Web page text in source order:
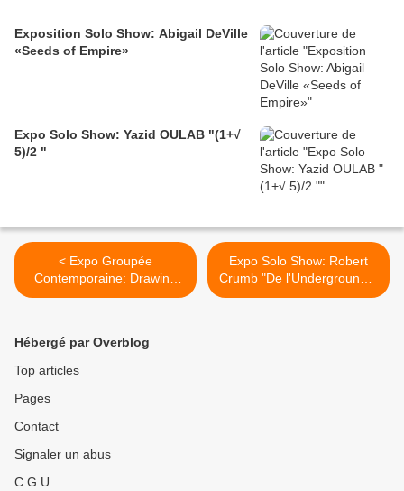
Exposition Solo Show: Abigail DeVille
«Seeds of Empire»
Expo Solo Show: Yazid OULAB "(1+√
5)/2 "
< Expo Groupée
Contemporaine: Drawing
Now Paris 2012
Expo Solo Show: Robert
Crumb "De l'Underground à
la genèse" >
Hébergé par Overblog
Top articles
Pages
Contact
Signaler un abus
C.G.U.